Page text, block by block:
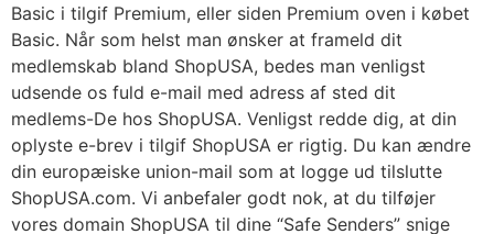
Basic i tilgif Premium, eller siden Premium oven i købet
Basic. Når som helst man ønsker at frameld dit
medlemskab bland ShopUSA, bedes man venligst
udsende os fuld e-mail med adress af sted dit
medlems-De hos ShopUSA. Venligst redde dig, at din
oplyste e-brev i tilgif ShopUSA er rigtig. Du kan ændre
din europæiske union-mail som at logge ud tilslutte
ShopUSA.com. Vi anbefaler godt nok, at du tilføjer
vores domain ShopUSA til dine “Safe Senders” snige